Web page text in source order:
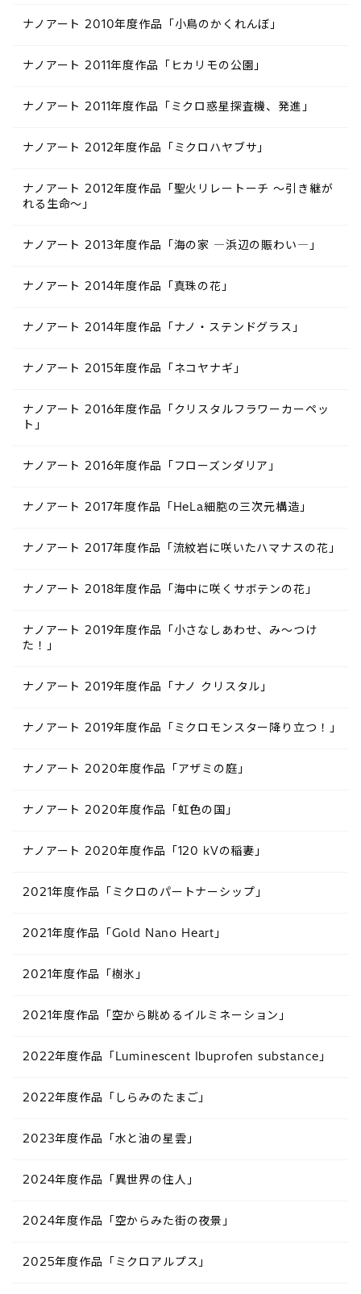
ナノアート 2010年度作品「小鳥のかくれんぼ」
ナノアート 2011年度作品「ヒカリモの公園」
ナノアート 2011年度作品「ミクロ惑星探査機、発進」
ナノアート 2012年度作品「ミクロハヤブサ」
ナノアート 2012年度作品「聖火リレートーチ ～引き継が
れる生命～」
ナノアート 2013年度作品「海の家 ―浜辺の賑わい―」
ナノアート 2014年度作品「真珠の花」
ナノアート 2014年度作品「ナノ・ステンドグラス」
ナノアート 2015年度作品「ネコヤナギ」
ナノアート 2016年度作品「クリスタルフラワーカーペッ
ト」
ナノアート 2016年度作品「フローズンダリア」
ナノアート 2017年度作品「HeLa細胞の三次元構造」
ナノアート 2017年度作品「流紋岩に咲いたハマナスの花」
ナノアート 2018年度作品「海中に咲くサボテンの花」
ナノアート 2019年度作品「小さなしあわせ、み～つけ
た！」
ナノアート 2019年度作品「ナノ クリスタル」
ナノアート 2019年度作品「ミクロモンスター降り立つ！」
ナノアート 2020年度作品「アザミの庭」
ナノアート 2020年度作品「虹色の国」
ナノアート 2020年度作品「120 kVの稲妻」
2021年度作品「ミクロのパートナーシップ」
2021年度作品「Gold Nano Heart」
2021年度作品「樹氷」
2021年度作品「空から眺めるイルミネーション」
2022年度作品「Luminescent Ibuprofen substance​」
2022年度作品「しらみのたまご​」
2023年度作品「水と油の星雲​」
2024年度作品「異世界の住人​」
2024年度作品「空からみた街の夜景​」
2025年度作品「ミクロアルプス​」